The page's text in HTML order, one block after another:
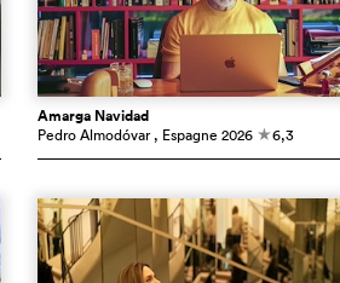
Amarga Navidad
Pedro Almodóvar , Espagne 2026 c6,3